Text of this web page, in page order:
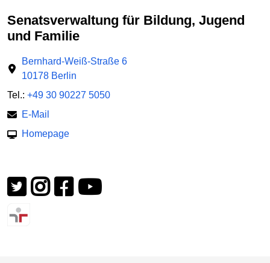
Senatsverwaltung für Bildung, Jugend
und Familie
Bernhard-Weiß-Straße 6
10178 Berlin
Tel.: +49 30 90227 5050
E-Mail
Homepage